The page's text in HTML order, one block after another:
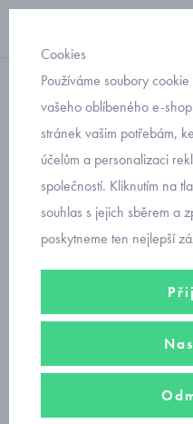
dívčí sněhule
Superfit
Glacier 1-
Cookies
Používáme soubory
vašeho oblíbeného e-
stránek vašim potřebám,
účelům a personalizaci
společností. Kliknutím na
souhlas s jejich sběrem a
poskytneme ten nejlepší